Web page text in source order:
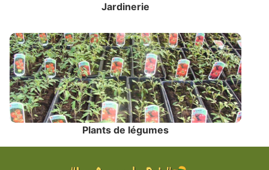
Jardinerie
Plants de légumes